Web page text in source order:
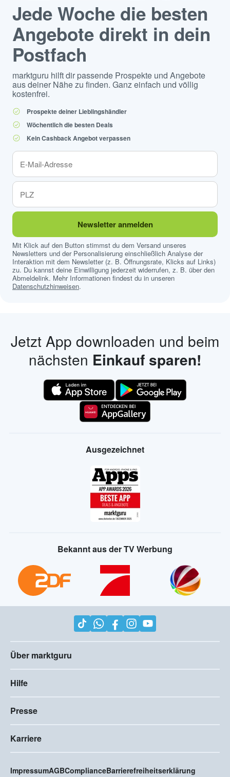
Jede Woche die besten
Angebote direkt in dein
Postfach
marktguru hilft dir passende Prospekte und Angebote
aus deiner Nähe zu finden. Ganz einfach und völlig
kostenfrei.
Prospekte deiner Lieblingshändler
Wöchentlich die besten Deals
Kein Cashback Angebot verpassen
Newsletter anmelden
Mit Klick auf den Button stimmst du dem Versand unseres
Newsletters und der Personalisierung einschließlich Analyse der
Interaktion mit dem Newsletter (z. B. Öffnungsrate, Klicks auf Links)
zu. Du kannst deine Einwilligung jederzeit widerrufen, z. B. über den
Abmeldelink. Mehr Informationen findest du in unseren
Datenschutzhinweisen.
Jetzt App downloaden und beim
nächsten Einkauf sparen!
Ausgezeichnet
Bekannt aus der TV Werbung
Über marktguru
Hilfe
Presse
Karriere
ImpressumAGBComplianceBarrierefreiheitserklärung